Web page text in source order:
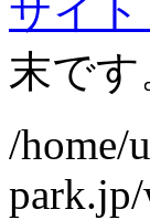
サイ
末です
/home/